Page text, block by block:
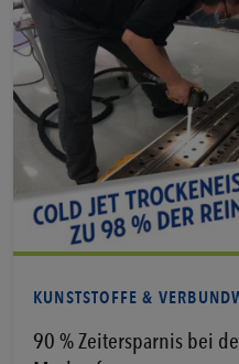
KUNSTSTOFFE &
90 % Zeitersparnis bei
Erfahren Sie mehr